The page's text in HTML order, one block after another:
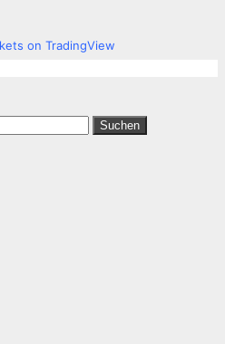
on TradingView